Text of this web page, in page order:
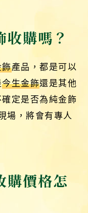
購嗎？
產品，都是可以
今生金飾還是其他
定是否為純金飾
場，將會有專人
購價格怎